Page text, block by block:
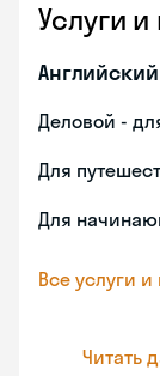
Услуги
Деловой -
Для
Для
Все услуги
Читать